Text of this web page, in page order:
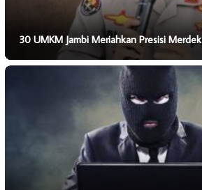
30 UMKM Jambi Meriahkan Presisi